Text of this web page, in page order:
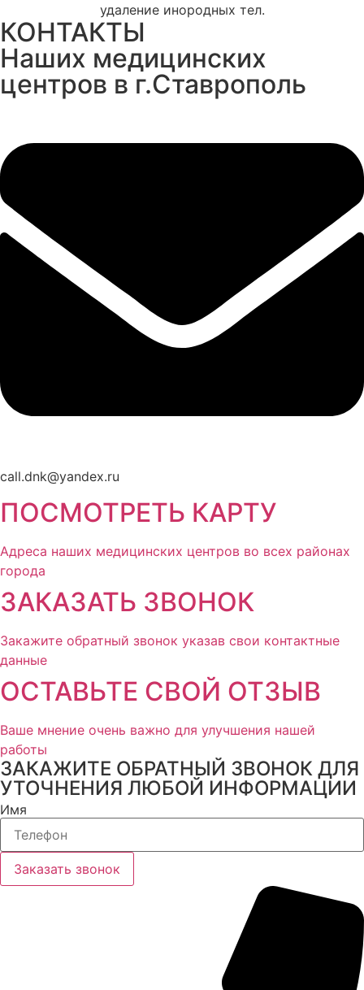
удаление инородных тел.
КОНТАКТЫ
Наших медицинских
центров в г.Ставрополь
call.dnk@yandex.ru
ПОСМОТРЕТЬ КАРТУ
Адреса наших медицинских центров во всех районах
города
ЗАКАЗАТЬ ЗВОНОК
Закажите обратный звонок указав свои контактные
данные
ОСТАВЬТЕ СВОЙ ОТЗЫВ
Ваше мнение очень важно для улучшения нашей
работы
ЗАКАЖИТЕ ОБРАТНЫЙ ЗВОНОК ДЛЯ
УТОЧНЕНИЯ ЛЮБОЙ ИНФОРМАЦИИ
Имя
Заказать звонок